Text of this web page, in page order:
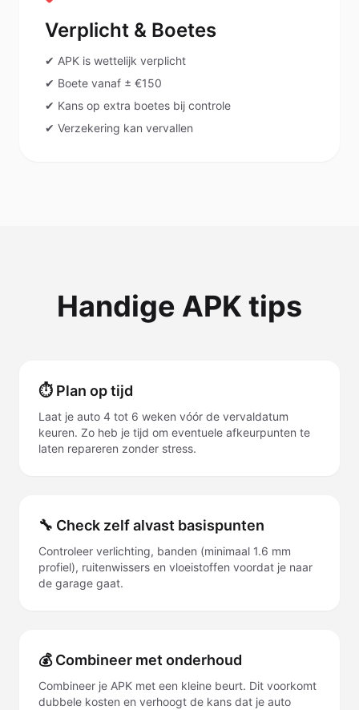
Verplicht & Boetes
✔ APK is wettelijk verplicht
✔ Boete vanaf ± €150
✔ Kans op extra boetes bij controle
✔ Verzekering kan vervallen
Handige APK tips
⏱ Plan op tijd
Laat je auto 4 tot 6 weken vóór de vervaldatum
keuren. Zo heb je tijd om eventuele afkeurpunten te
laten repareren zonder stress.
🔧 Check zelf alvast basispunten
Controleer verlichting, banden (minimaal 1.6 mm
profiel), ruitenwissers en vloeistoffen voordat je naar
de garage gaat.
💰 Combineer met onderhoud
Combineer je APK met een kleine beurt. Dit voorkomt
dubbele kosten en verhoogt de kans dat je auto